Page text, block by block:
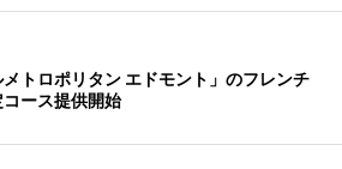
メトロポリタン エドモント」のフレンチ
ース提供開始